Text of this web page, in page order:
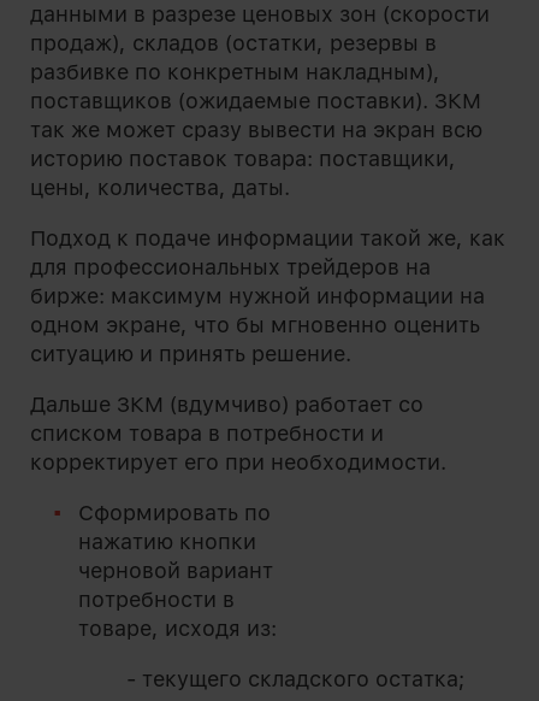
данными в разрезе ценовых зон (скорости
продаж), складов (остатки, резервы в
разбивке по конкретным накладным),
поставщиков (ожидаемые поставки). ЗКМ
так же может сразу вывести на экран всю
историю поставок товара: поставщики,
цены, количества, даты.
Подход к подаче информации такой же, как
для профессиональных трейдеров на
бирже: максимум нужной информации на
одном экране, что бы мгновенно оценить
ситуацию и принять решение.
Дальше ЗКМ (вдумчиво) работает со
списком товара в потребности и
корректирует его при необходимости.
Сформировать по
нажатию кнопки
черновой вариант
потребности в
товаре, исходя из:
- текущего складского остатка;